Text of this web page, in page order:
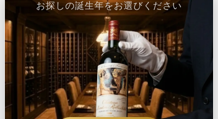
お探しの誕生年をお選びください